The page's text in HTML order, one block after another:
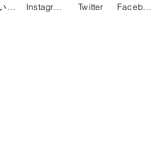
Twitter